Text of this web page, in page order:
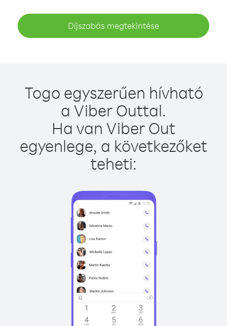
Díjszabás megtekintése
Togo egyszerűen hívható
a Viber Outtal.
Ha van Viber Out
egyenlege, a következőket
teheti: